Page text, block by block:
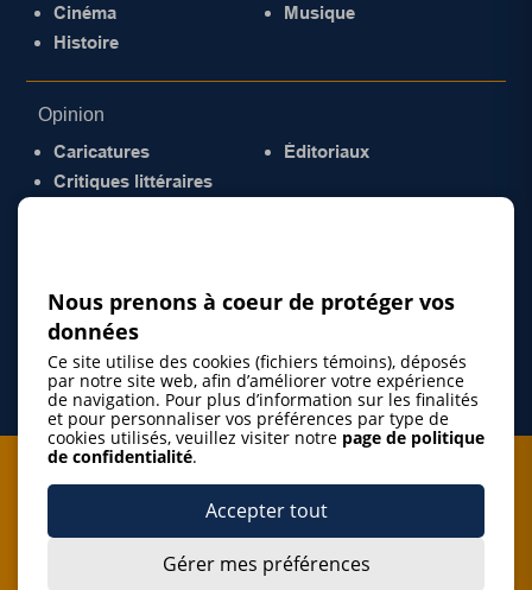
Cinéma
Histoire
Musique
Opinion
Caricatures
Critiques littéraires
Éditoriaux
Je m'abonne à l'infolettre
J’accepte de m’abonner à l’infolettre de La Gazette de la
Nous prenons à coeur de protéger vos
données
Ce site utilise des cookies (fichiers témoins), déposés
par notre site web, afin d’améliorer votre expérience
de navigation. Pour plus d’information sur les finalités
et pour personnaliser vos préférences par type de
cookies utilisés, veuillez visiter notre page de politique
de confidentialité.
Accepter tout
Gérer mes préférences